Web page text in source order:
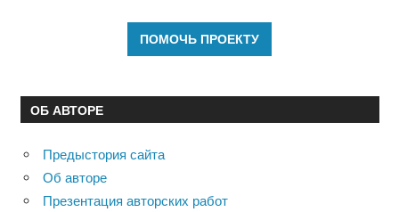
ОБ АВТОРЕ
Предыстория сайта
Об авторе
Презентация авторских работ